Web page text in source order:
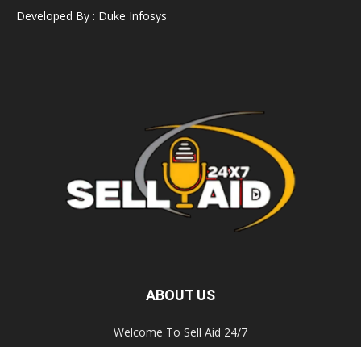
Developed By : Duke Infosys
ABOUT US
Welcome To Sell Aid 24/7